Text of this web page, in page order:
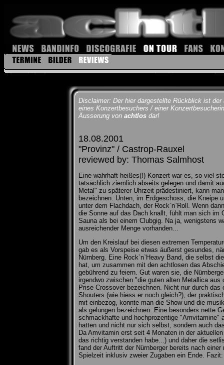
Disclaimer: Der hier dargestellte Rückblick ist
eines Konzertbesuchers / einer
Äusserung von achtlos dar!
18.08.2001
"Provinz" / Castrop-Rauxel
reviewed by: Thomas Salmhost
Eine wahrhaft heißes(!) Konzert war es, so viel
tatsächlich ziemlich abseits gelegen und damit
Metal" zu späterer Uhrzeit prädestiniert, kann
bezeichnen. Unten, im Erdgeschoss, die Kneipe
unter dem Flachdach, der Rock`n`Roll. Wenn
die Sonne auf das Dach knallt, fühlt man sich im
Sauna als bei einem Clubgig. Na ja, wenigstens
ausreichender Menge vorhanden...
Um den Kreislauf bei diesen extremen
gab es als Vorspeise etwas äußerst gesundes,
Nürnberg. Eine Rock`n`Heavy Band, die selbst
hat, um zusammen mit den achtlosen das
gebührend zu feiern. Gut waren sie, die
irgendwo zwischen "die guten alten Metallica aus
Prise Crossover bezeichnen. Nicht nur durch
Shouters (wie hiess er noch gleich?), der
mit einbezog, konnte man die Show und die
als gelungen bezeichnen. Eine besonders nette
schmackhafte und hochprozentige "Amvitamine"
hatten und nicht nur sich selbst, sondern auch
Da Amvitamin erst seit 4 Monaten in der
das richtig verstanden habe...) und daher die
fand der Auftritt der Nürnberger bereits nach einer
Spielzeit inklusiv zweier Zugaben ein Ende.